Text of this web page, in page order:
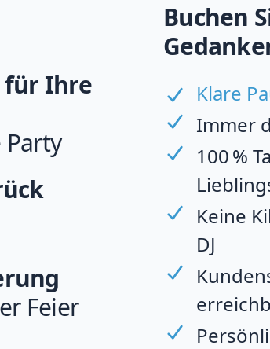
für Ihre
Party
Feier
Buchen
Klare
Immer
100 %
Keine
DJ